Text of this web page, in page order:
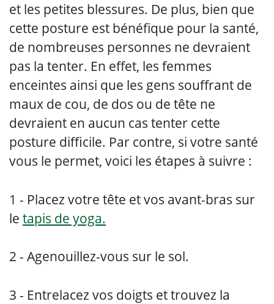
et les petites blessures. De plus, bien que
cette posture est bénéfique pour la santé,
de nombreuses personnes ne devraient
pas la tenter. En effet, les femmes
enceintes ainsi que les gens souffrant de
maux de cou, de dos ou de tête ne
devraient en aucun cas tenter cette
posture difficile. Par contre, si votre santé
vous le permet, voici les étapes à suivre :
Placez votre tête et vos avant-bras sur
le tapis de yoga.
Agenouillez-vous sur le sol.
Entrelacez vos doigts et trouvez la